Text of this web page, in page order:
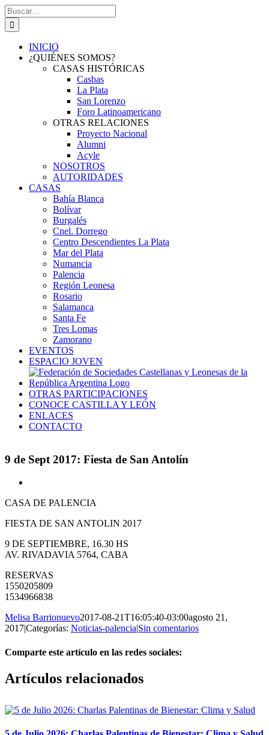
Saltar
al
contenido
Buscar:
INICIO
¿QUIÉNES SOMOS?
CASAS HISTÓRICAS
Casbas
La Plata
San Lorenzo
Foro Latinoamericano
OTRAS RELACIONES
Proyecto Nacional
Alumni
Acyle
NOSOTROS
AUTORIDADES
CASAS
Bahía Blanca
Bolívar
Burgalés
Cnel. Dorrego
Centro Descendientes La Plata
Mar del Plata
Numancia
Palencia
Región Leonesa
Rosario
Salamanca
Santa Fe
Tres Lomas
Zamorano
EVENTOS
ESPACIO JOVEN
OTRAS PARTICIPACIONES
CONOCE CASTILLA Y LEÓN
ENLACES
CONTACTO
9 de Sept 2017: Fiesta de San Antolín
más
CASA DE PALENCIA
FIESTA DE SAN ANTOLIN 2017
9 DE SEPTIEMBRE, 16.30 HS
AV. RIVADAVIA 5764, CABA
RESERVAS
1550205809
1534966838
Melisa Barrionuevo2017-08-21T16:05:40-03:00agosto 21,
2017|Categorías: Noticias-palencia|Sin comentarios
Comparte este artículo en las redes sociales:
Facebook
X
Reddit
LinkedIn
Pinterest
Vk
Artículos relacionados